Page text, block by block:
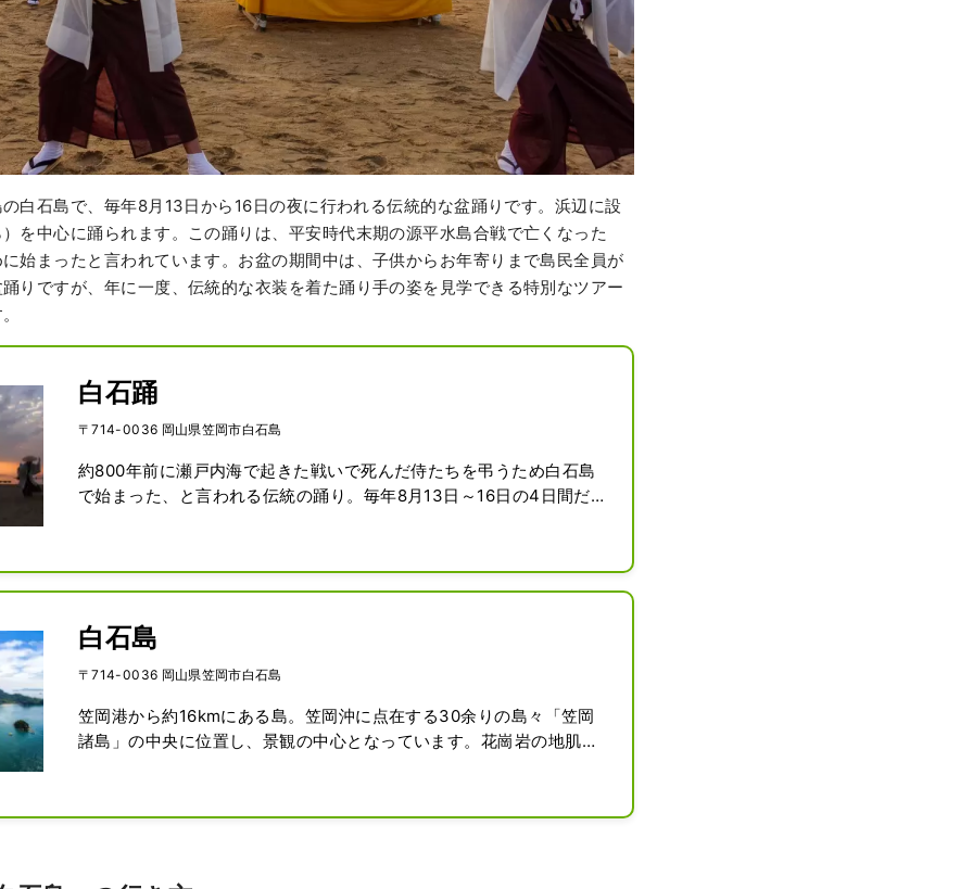
白石島で、毎年8月13日から16日の夜に行われる伝統的な盆踊りです。浜辺に設
を中心に踊られます。この踊りは、平安時代末期の源平水島合戦で亡くなった
始まったと言われています。お盆の期間中は、子供からお年寄りまで島民全員が
りですが、年に一度、伝統的な衣装を着た踊り手の姿を見学できる特別なツアー
白石踊
〒714-0036 岡山県笠岡市白石島
約800年前に瀬戸内海で起きた戦いで死んだ侍たちを弔うため白石島
で始まった、と言われる伝統の踊り。毎年8月13日～16日の4日間だ
白石島
〒714-0036 岡山県笠岡市白石島
笠岡港から約16kmにある島。笠岡沖に点在する30余りの島々「笠岡
諸島」の中央に位置し、景観の中心となっています。花崗岩の地肌が
して知られる白石島は夏のマリンレジャーをはじめ、ハイキングコー